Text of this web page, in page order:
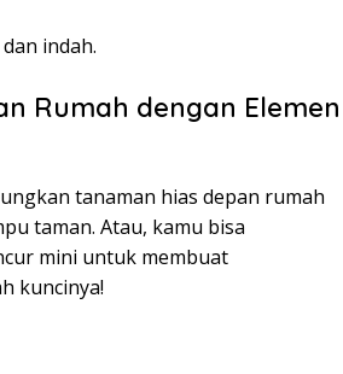
indah.
Rumah dengan Elemen
tanaman hias depan rumah
taman. Atau, kamu bisa
mini untuk membuat
kuncinya!